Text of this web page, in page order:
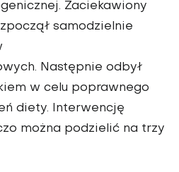
Zaciekawiony
samo­dzielnie
Następnie odbył
w celu popraw­nego
diety. Interwencję
można podzielić na trzy